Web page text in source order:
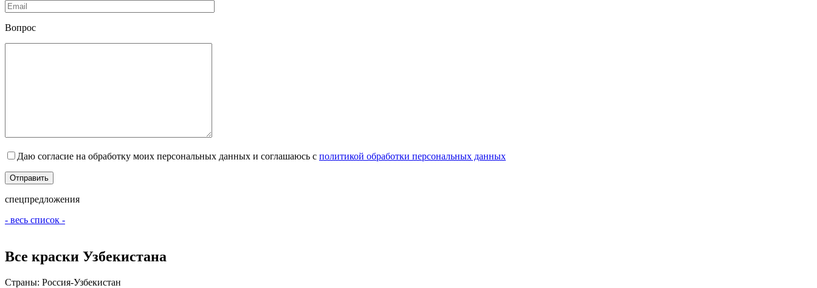
Вопрос
Даю согласие на обработку моих персональных данных и соглашаюсь с политикой обработки персональных данных
спецпредложения
- весь список -
Все краски Узбекистана
Страны: Россия-Узбекистан